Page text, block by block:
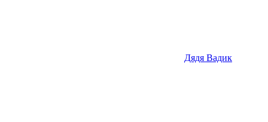
Дядя Вадик